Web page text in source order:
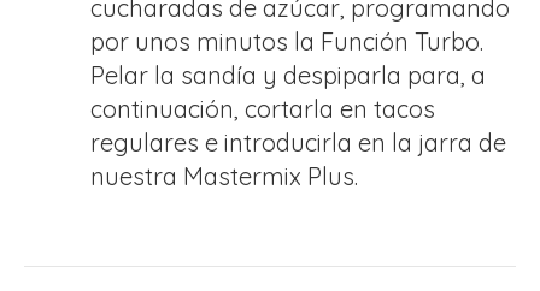
cucharadas de azúcar, programando
por unos minutos la Función Turbo.
Pelar la sandía y despiparla para, a
continuación, cortarla en tacos
regulares e introducirla en la jarra de
nuestra Mastermix Plus.